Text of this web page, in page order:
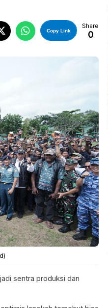
Copy Link
Share
0
sentra produksi dan